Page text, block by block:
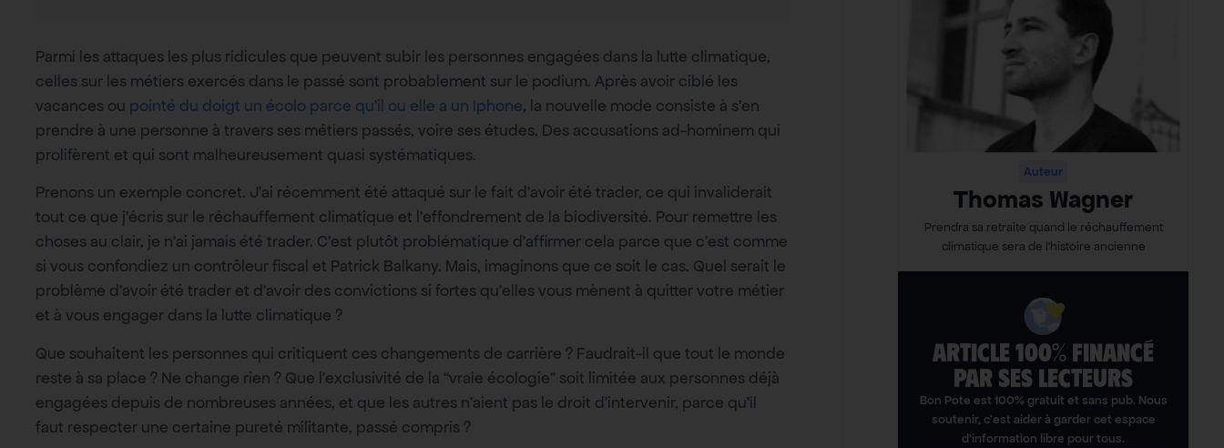
Parmi les attaques les plus ridicules que peuvent subir les personnes engagées dans la lutte climatique,
celles sur les métiers exercés dans le passé sont probablement sur le podium. Après avoir ciblé les
vacances ou pointé du doigt un écolo parce qu’il ou elle a un Iphone, la nouvelle mode consiste à s’en
prendre à une personne à travers ses métiers passés, voire ses études. Des accusations ad-hominem qui
prolifèrent et qui sont malheureusement quasi systématiques.
Prenons un exemple concret. J’ai récemment été attaqué sur le fait d’avoir été trader, ce qui invaliderait
tout ce que j’écris sur le réchauffement climatique et l’effondrement de la biodiversité. Pour remettre les
choses au clair, je n’ai jamais été trader. C’est plutôt problématique d’affirmer cela parce que c’est comme
si vous confondiez un contrôleur fiscal et Patrick Balkany. Mais, imaginons que ce soit le cas. Quel serait le
problème d’avoir été trader et d’avoir des convictions si fortes qu’elles vous mènent à quitter votre métier
et à vous engager dans la lutte climatique ?
Que souhaitent les personnes qui critiquent ces changements de carrière ? Faudrait-il que tout le monde
reste à sa place ? Ne change rien ? Que l’exclusivité de la “vraie écologie” soit limitée aux personnes déjà
engagées depuis de nombreuses années, et que les autres n’aient pas le droit d’intervenir, parce qu’il
faut respecter une certaine pureté militante, passé compris ?
Auteur
Thomas Wagner
Prendra sa retraite quand le réchauffement
climatique sera de l’histoire ancienne
ARTICLE 100% FINANCÉ
PAR SES LECTEURS​
Bon Pote est 100% gratuit et sans pub. Nous
soutenir, c’est aider à garder cet espace
d’information libre pour tous.